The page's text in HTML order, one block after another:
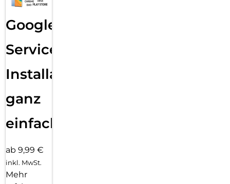
Google
Services
Installation
ganz
einfach
ab 9,99 €
inkl. MwSt.
Mehr